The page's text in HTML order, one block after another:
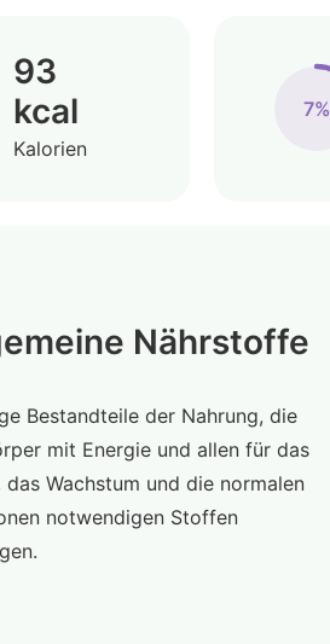
93
kcal
Kalorien
7%
Nährstoffe
Bestandteile der Nahrung, die
mit Energie und allen für das
das Wachstum und die normalen
notwendigen Stoffen